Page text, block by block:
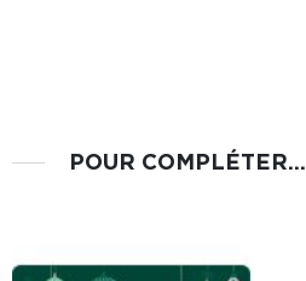
POUR COMPLÉTER...